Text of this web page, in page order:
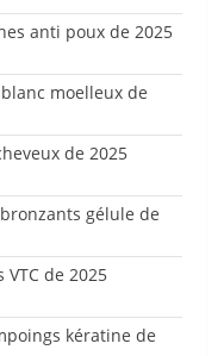
anti poux de 2025
moelleux de
de 2025
gélule de
de 2025
kératine de